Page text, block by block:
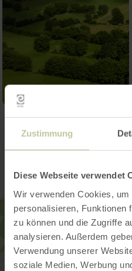
Zustimmung
Diese Webseite verwendet
Wir verwenden Cookies,
personalisieren, Funktionen
zu können und die Zugriffe
analysieren. Außerdem
Verwendung unserer
soziale Medien, Werbung
Contact